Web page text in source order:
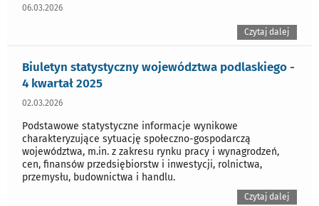
06.03.2026
Czytaj dalej
Biuletyn statystyczny województwa podlaskiego -
4 kwartał 2025
02.03.2026
Podstawowe statystyczne informacje wynikowe
charakteryzujące sytuację społeczno-gospodarczą
województwa, m.in. z zakresu rynku pracy i wynagrodzeń,
cen, finansów przedsiębiorstw i inwestycji, rolnictwa,
przemysłu, budownictwa i handlu.
Czytaj dalej